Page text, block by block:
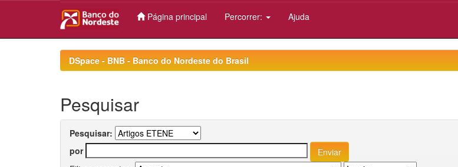
Página principal Percorrer: Ajuda
DSpace - BNB - Banco do Nordeste do Brasil
Pesquisar
Pesquisar:
por